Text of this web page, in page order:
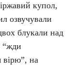
купол,
озвучували
блукали над
“жди
вірю”, на